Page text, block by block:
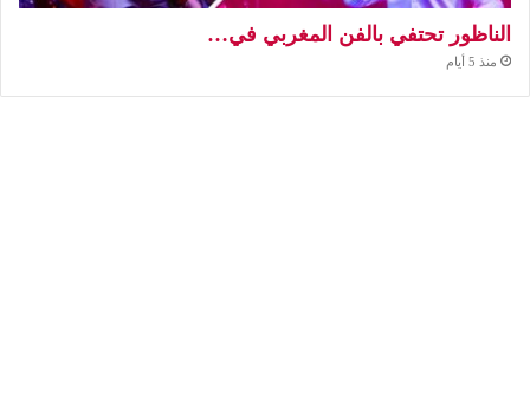
الناظور تحتفي بالفن المغربي في…
منذ 5 أيام